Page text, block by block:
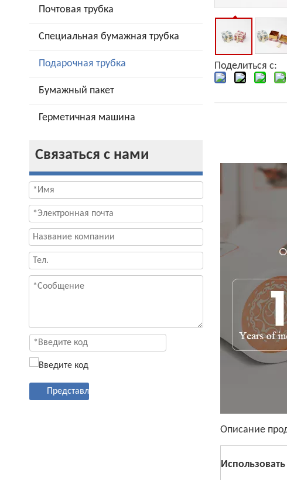
Почтовая трубка
Специальная бумажная трубка
Подарочная трубка
Бумажный пакет
Герметичная машина
Связаться с нами
Представлять на рассмотрение
Поделиться с:
Описание
Использовать